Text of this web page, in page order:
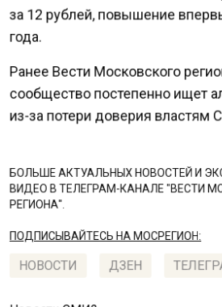
за 12 рублей, повышение
года.
Ранее Вести Московского
сообщество постепенно ищет
из-за потери доверия властям
БОЛЬШЕ АКТУАЛЬНЫХ НОВОСТЕЙ И
ВИДЕО В ТЕЛЕГРАМ-КАНАЛЕ "ВЕСТИ
РЕГИОНА".
ПОДПИСЫВАЙТЕСЬ НА МОСРЕГИОН:
НОВОСТИ ДЗЕН